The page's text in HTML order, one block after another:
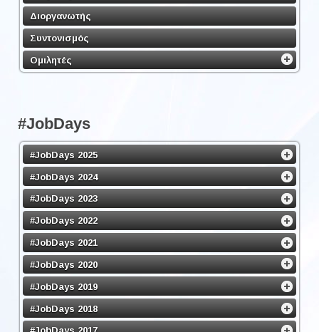
Διοργανωτής
Συντονισμός
Ομιλητές
#JobDays
#JobDays 2025
#JobDays 2024
#JobDays 2023
#JobDays 2022
#JobDays 2021
#JobDays 2020
#JobDays 2019
#JobDays 2018